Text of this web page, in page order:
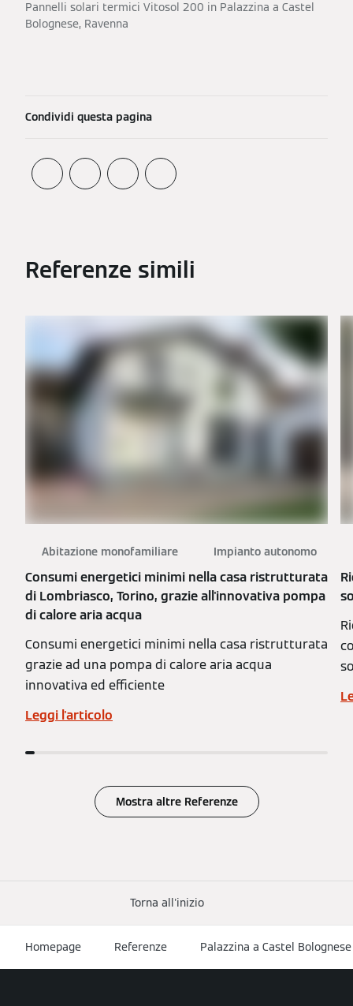
Pannelli solari termici Vitosol 200 in Palazzina a Castel
Bolognese, Ravenna
Condividi questa pagina
Referenze simili
Abitazione monofamiliare Impianto autonomo
Consumi energetici minimi nella casa ristrutturata
di Lombriasco, Torino, grazie all'innovativa pompa
di calore aria acqua
Consumi energetici minimi nella casa ristrutturata
grazie ad una pompa di calore aria acqua
innovativa ed efficiente
Leggi l'articolo
Mostra altre Referenze
Torna all'inizio
Homepage Referenze Palazzina a Castel Bolognese